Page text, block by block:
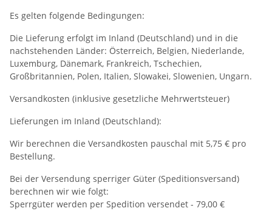
Es gelten folgende Bedingungen:
Die Lieferung erfolgt im Inland (Deutschland) und in die
nachstehenden Länder: Österreich, Belgien, Niederlande,
Luxemburg, Dänemark, Frankreich, Tschechien,
Großbritannien, Polen, Italien, Slowakei, Slowenien, Ungarn.
Versandkosten (inklusive gesetzliche Mehrwertsteuer)
Lieferungen im Inland (Deutschland):
Wir berechnen die Versandkosten pauschal mit 5,75 € pro
Bestellung.
Bei der Versendung sperriger Güter (Speditionsversand)
berechnen wir wie folgt:
Sperrgüter werden per Spedition versendet - 79,00 €